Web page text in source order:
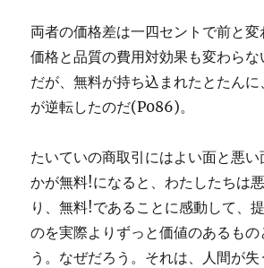
両者の価格差は一四セントで前と変
価格と品質の費用対効果も変わらな
だが、無料が持ち込まれたとたん
が逆転したのだ(P086)。
たいていの商取引にはよい面と悪
かが無料!になると、わたしたちは
り、無料!であることに感動して、
のを実際よりずっと価値のあるもの
う。なぜだろう。それは、人間が